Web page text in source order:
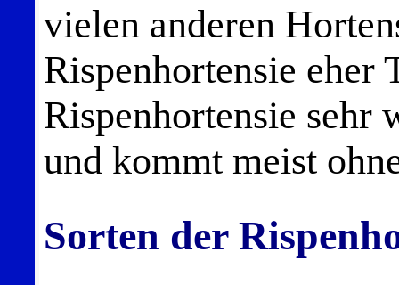
vielen anderen
Rispenhortensie eher
Rispenhortensie sehr
und kommt meist
Sorten der